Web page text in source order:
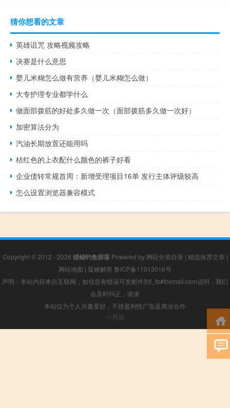
猜你想看的文章
英雄诅咒 攻略视频攻略
决赛是什么意思
婴儿米糊怎么做有营养（婴儿米糊怎么做）
大专护理专业都学什么
做面部拨筋的好处多久做一次（面部拨筋多久做一次好）
加密算法分为
汽油长期放置还能用吗
桔红色的上衣配什么颜色的裤子好看
企业债转常规首周：新增受理项目16单 发行主体评级较高
怎么设置浏览器兼容模式
Copyright © 2012 - 2026 猎鲲钓鱼部落Powered by 网站分类目录 | 精选推荐文章 |
网站地图 | 疑难解答 鲁ICP备11013016号
声明：本站内容来自互联网，如信息有错误可发邮件到f_fb#foxmail.com说明，我们
会及时纠正，谢谢
本站仅为个人兴趣爱好，不接盈利性广告及商业合作
小男孩